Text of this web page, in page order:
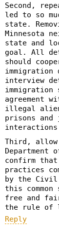
Second,
led to so
state.
Minnesota
state and
goal. All
should
immigration
interview
agreement
illegal
prisons and
Third,
confirm
practices
by the
this
free and
the rule of
Reply